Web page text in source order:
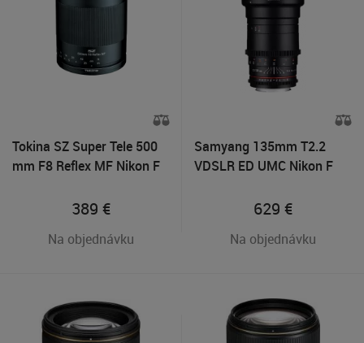
Tokina SZ Super Tele 500
mm F8 Reflex MF Nikon F
389 €
Na objednávku
Samyang 135mm T2.2
VDSLR ED UMC Nikon F
629 €
Na objednávku